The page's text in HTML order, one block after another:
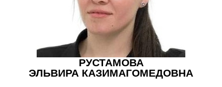
РУСТАМОВА
ЭЛЬВИРА КАЗИМАГОМЕДОВНА